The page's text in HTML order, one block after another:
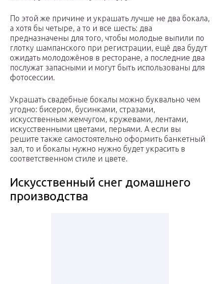
По этой же причине и украшать лучше не два бокала,
а хотя бы четыре, а то и все шесть: два
предназначены для того, чтобы молодые выпили по
глотку шампанского при регистрации, ещё два будут
ожидать молодожёнов в ресторане, а последние два
послужат запасными и могут быть использованы для
фотосессии.
Украшать свадебные бокалы можно буквально чем
угодно: бисером, бусинками, стразами,
искусственным жемчугом, кружевами, лентами,
искусственными цветами, перьями. А если вы
решите также самостоятельно оформить банкетный
зал, то и бокалы нужно нужно будет украсить в
соответственном стиле и цвете.
Искусственный снег домашнего
производства